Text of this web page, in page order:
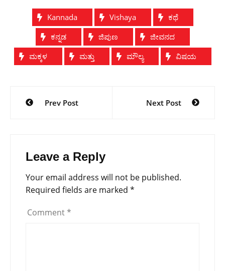
Kannada Vishaya
ಕಥೆ
ಕನ್ನಡ
ಜಿಪುಣ
ಜೀವನದ
ಮಕ್ಕಳ
ಮತ್ತು ಮೌಲ್ಯ ವಿಷಯ
navigation
Prev Post Next Post
Leave a Reply
Your email address will not be published.
Required fields are marked *
Comment *